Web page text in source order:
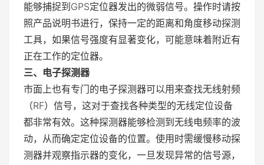
能够捕捉到GPS定位器发出的微弱信号。操作时请按
照产品说明书进行，保持一定的距离和角度移动探测
工具，如果信号强度有显著变化，可能意味着附近有
正在工作的定位器。
三、电子探测器
市面上也有专门的电子探测器可以用来查找无线射频
（RF）信号，这对于查找各种类型的无线定位设备
都非常有效。这种探测器能够检测到无线电频率的波
动，从而确定定位设备的位置。使用时需缓慢移动探
测器并观察指示器的变化，一旦发现异常的信号源，